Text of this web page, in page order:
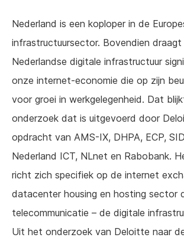
Nederland is een koploper in de
infrastructuursector. Bovendien draagt
Nederlandse digitale infrastructuur
onze internet-economie die op zijn
voor groei in werkgelegenheid. Dat
onderzoek dat is uitgevoerd door
opdracht van AMS-IX, DHPA, ECP,
Nederland ICT, NLnet en Rabobank.
richt zich specifiek op de internet
datacenter housing en hosting sector
telecommunicatie – de digitale
Uit het onderzoek van Deloitte naar